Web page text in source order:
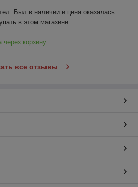
Был в наличии и цена оказалась
в этом магазине.
корзину
все отзывы